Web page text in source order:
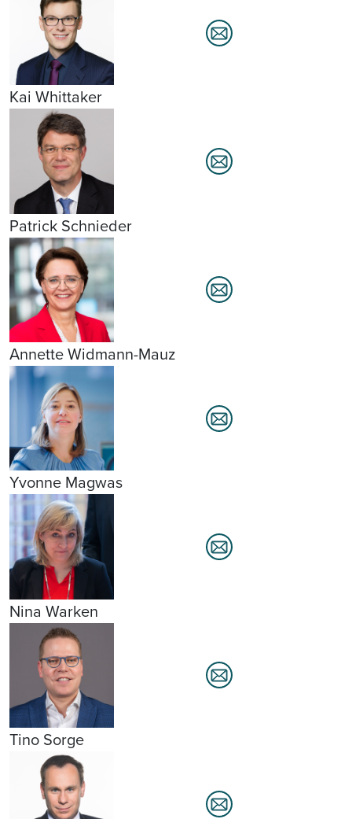
Kai Whittaker
Patrick Schnieder
Annette Widmann-Mauz
Yvonne Magwas
Nina Warken
Tino Sorge